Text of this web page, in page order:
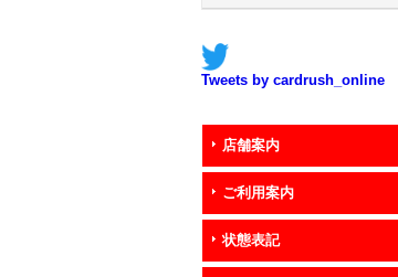
Tweets by cardrush_online
店舗案内
ご利用案内
状態表記